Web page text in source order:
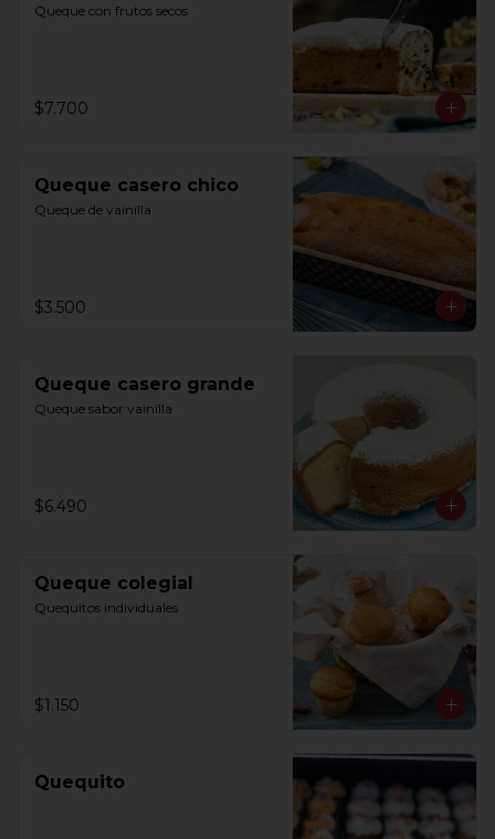
Queque con frutos secos
$7.700
Queque casero chico
Queque de vainilla
$3.500
Queque casero grande
Queque sabor vainilla
$6.490
Queque colegial
Quequitos individuales
$1.150
Quequito